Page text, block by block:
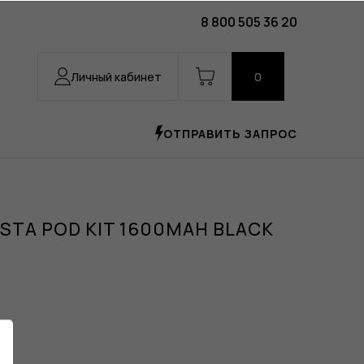
8 800 505 36 20
Личный кабинет 0
ОТПРАВИТЬ ЗАПРОС
POD KIT 1600MAH BLACK